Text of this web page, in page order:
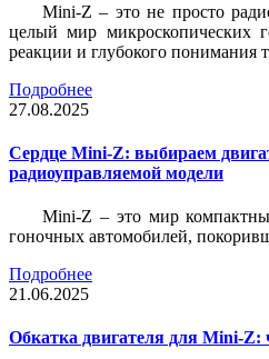
Mini-Z – это не просто
целый мир микроскопических
реакции и глубокого понимания
Подробнее
27.08.2025
Сердце Mini-Z: выбираем
радиоуправляемой модели
Mini-Z – это мир
гоночных автомобилей,
Подробнее
21.06.2025
Обкатка двигателя для Mini-Z: